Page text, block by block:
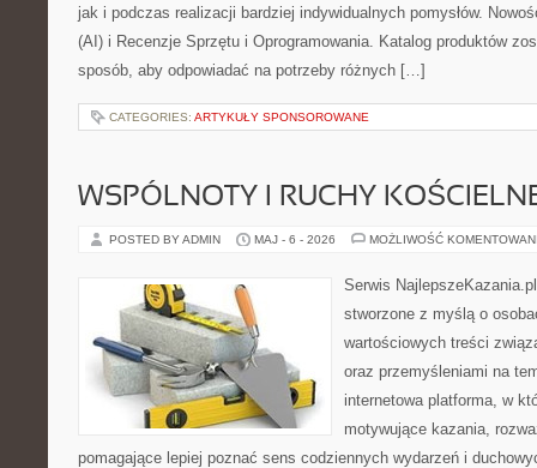
jak i podczas realizacji bardziej indywidualnych pomysłów.
(AI) i Recenzje Sprzętu i Oprogramowania. Katalog produktów
sposób, aby odpowiadać na potrzeby różnych […]
CATEGORIES: ARTYKUŁY SPONSOROWANE
WSPÓLNOTY I RUCHY
POSTED BY ADMIN MAJ - 6 - 2026 MOŻLIWOŚĆ
Serwis
stworzone z myślą o
wartościowych treści
oraz przemyśleniami na
internetowa platforma, w
motywujące kazania,
pomagające lepiej poznać sens codziennych wydarzeń i